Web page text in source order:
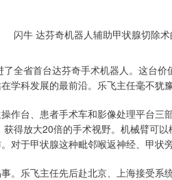
全省首台达芬奇手术机器人。这台
学科发展的最前沿。乐飞主任毫不犹
作台、患者手术车和影像处理平台
得放大20倍的手术视野。机械臂可
对于甲状腺这种毗邻喉返神经、甲状
。乐飞主任先后赴北京、上海接受系